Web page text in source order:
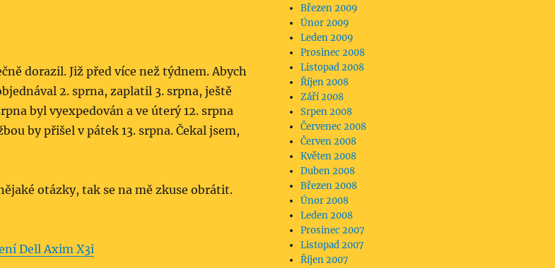
dorazil. Již před více než týdnem. Abych
2. sprna, zaplatil 3. srpna, ještě
byl vyexpedován a ve úterý 12. srpna
by přišel v pátek 13. srpna. Čekal jsem,
otázky, tak se na mě zkuse obrátit.
Dell Axim X3i
Březen 2009
Únor 2009
Leden 2009
Prosinec 2008
Listopad 2008
Říjen 2008
Září 2008
Srpen 2008
Červenec 2008
Červen 2008
Květen 2008
Duben 2008
Březen 2008
Únor 2008
Leden 2008
Prosinec 2007
Listopad 2007
Říjen 2007